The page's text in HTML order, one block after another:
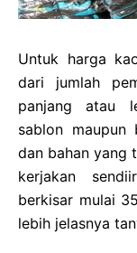
Untuk harga
dari jumlah
panjang atau
sablon
dan bahan yang
kerjakan
berkisar mulai
lebih jelasnya